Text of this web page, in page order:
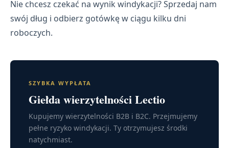
Nie chcesz czekać na wynik windykacji? Sprzedaj nam
swój dług i odbierz gotówkę w ciągu kilku dni
roboczych.
SZYBKA WYPŁATA
Giełda wierzytelności Lectio
Kupujemy wierzytelności B2B i B2C. Przejmujemy
pełne ryzyko windykacji. Ty otrzymujesz środki
natychmiast.